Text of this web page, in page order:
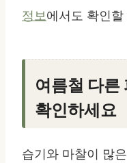
정보에서도 확인
여름철 다른
확인하세요
습기와 마찰이 많